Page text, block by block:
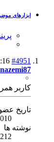
ابزارهای
#4951
كاربر
تاریخ
نوشته ها
212